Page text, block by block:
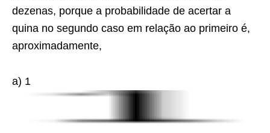
dezenas, porque a probabilidade de acertar a
quina no segundo caso em relação ao primeiro é,
aproximadamente,
a) 1